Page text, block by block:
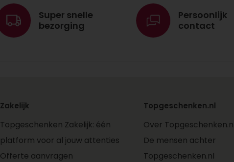
Super snelle
bezorging
Persoonlijk
contact
Zakelijk
Topgeschenken Zakelijk: één
platform voor al jouw attenties
Offerte aanvragen
Topgeschenken.nl
Over
De mensen achter
Topgeschenken.nl